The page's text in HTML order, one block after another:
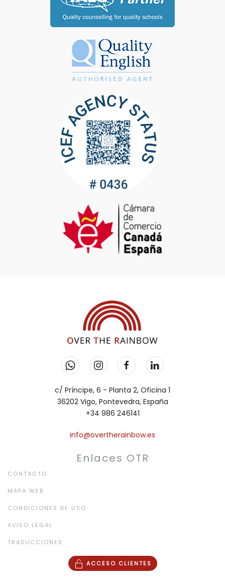
c/ Príncipe, 6 - Planta 2, Oficina 1
36202 Vigo, Pontevedra, España
+34 986 246141
info@overtherainbow.es
Enlaces OTR
CONTACTO
MAPA WEB
CONDICIONES DE USO
AVISO LEGAL
TRADUCCIONES
ACCESO CLIENTES